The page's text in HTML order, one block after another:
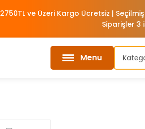
2750TL ve Üzeri Kargo Ücretsiz |
Siparişler 3
Menu